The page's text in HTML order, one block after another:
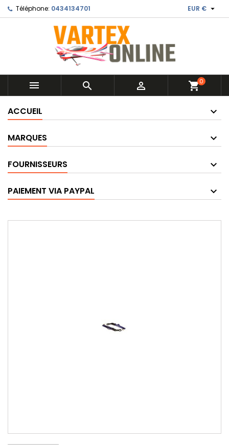
Téléphone: 0434134701 EUR € 
   shopping_cart0
ACCUEIL
MARQUES
FOURNISSEURS
PAIEMENT VIA PAYPAL